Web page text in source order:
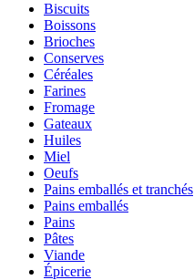
Biscuits
Boissons
Brioches
Conserves
Céréales
Farines
Fromage
Gateaux
Huiles
Miel
Oeufs
Pains emballés et tranchés
Pains emballés
Pains
Pâtes
Viande
Épicerie